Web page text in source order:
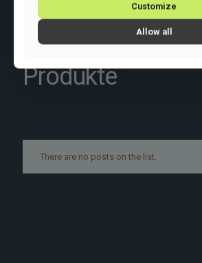
Ähnliche
Produkte
There are no posts on the list.
Customize
Allow all